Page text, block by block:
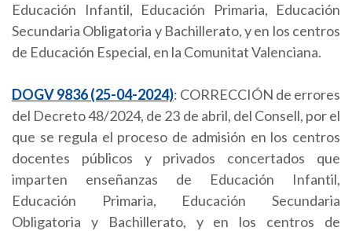
Educación Infantil, Educación Primaria, Educación
Secundaria Obligatoria y Bachillerato, y en los centros
de Educación Especial, en la Comunitat Valenciana.
DOGV 9836 (25-04-2024): CORRECCIÓN de errores
del Decreto 48/2024, de 23 de abril, del Consell, por el
que se regula el proceso de admisión en los centros
docentes públicos y privados concertados que
imparten enseñanzas de Educación Infantil,
Educación Primaria, Educación Secundaria
Obligatoria y Bachillerato, y en los centros de